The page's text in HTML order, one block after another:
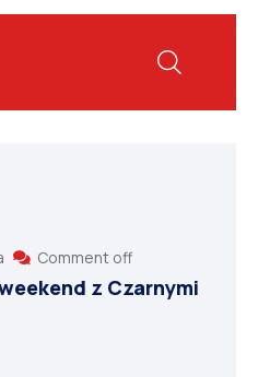
Comment off
z Czarnymi